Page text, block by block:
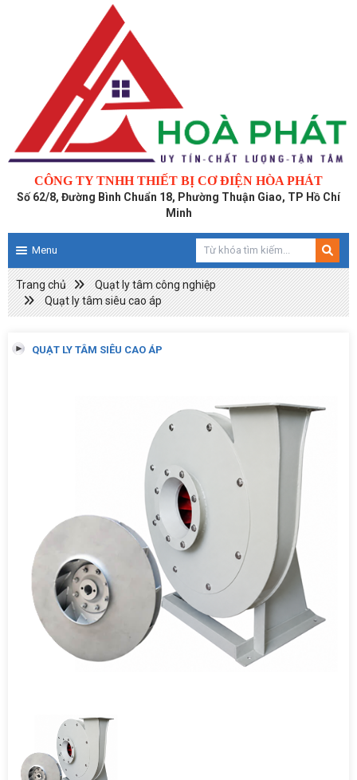
CÔNG TY TNHH THIẾT BỊ CƠ ĐIỆN HÒA PHÁT
Số 62/8, Đường Bình Chuẩn 18, Phường Thuận Giao, TP Hồ Chí
Minh
Menu
Trang chủ
Quạt ly tâm công nghiệp
Quạt ly tâm siêu cao áp
QUẠT LY TÂM SIÊU CAO ÁP